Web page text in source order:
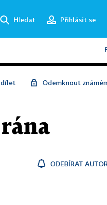
Hledat Přihlásit se
Odemknout
ODEBÍRAT